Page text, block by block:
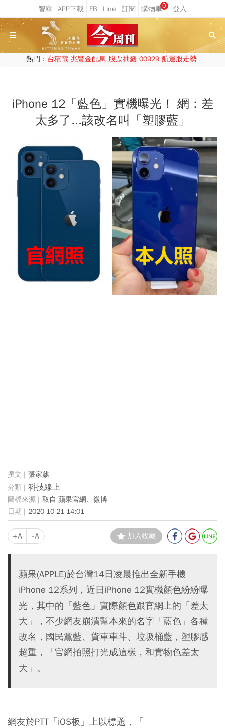
0
熱門： 台積電 兆豐金配息 股票抽籤 00929 航運股走勢
iPhone 12「藍色」實機曝光！ 網：差
太多了...該改名叫「塑膠藍」
張家麒
科技線上
取自 蘋果官網、微博
2020-10-21 14:01
+A -A 加入收藏
蘋果(APPLE)於台灣14日凌晨推出全新手機
iPhone 12系列，近日iPhone 12實機顏色紛紛曝
光，其中的「藍色」實際顏色跟官網上的「差太
大」，不少網友崩潰幫本來的名字「藍色」各種
改名，國民黨藍、貨車車斗、垃圾桶藍，塑膠感
超重，「官網拍照打光成這樣，和實物色差太
大」。
網友於PTT「iOS板」上以標題，「